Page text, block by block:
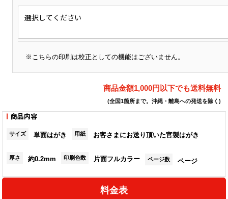
選択してください
※こちらの印刷は校正としての機能はございません。
商品金額1,000円以下でも送料無料
(全国1箇所まで。沖縄・離島への発送を除く)
商品内容
サイズ 単面はがき 用紙 お客さまにお送り頂いた官製はがき
厚さ 約0.2mm 印刷色数 片面フルカラー ページ数 ページ
料金表